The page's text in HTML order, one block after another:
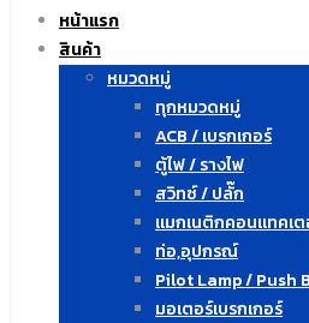
หน้าแรก
สินค้า
หมวดหมู่
ทุกหมวดหมู่
ACB / เบรกเกอร์
ตู้ไฟ / รางไฟ
สวิทซ์ / ปลั๊ก
แมกเนติกคอนแทคเ
ท่อ,อุปกรณ์
Pilot Lamp / Push
มอเตอร์เบรกเกอร์